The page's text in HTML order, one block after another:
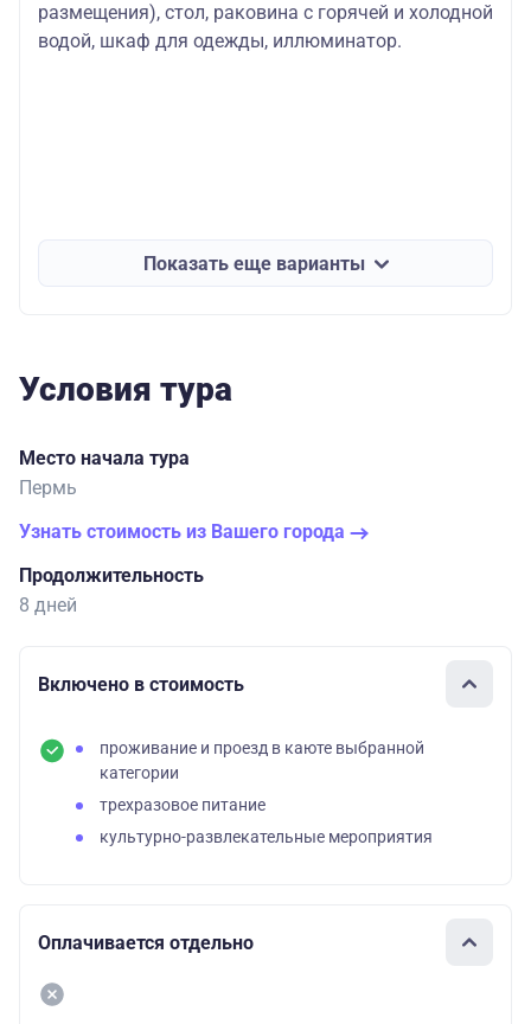
размещения), стол, раковина с горячей и холодной
водой, шкаф для одежды, иллюминатор.
Показать еще варианты
Условия тура
Место начала тура
Пермь
Узнать стоимость из Вашего города
Продолжительность
8 дней
Включено в стоимость
проживание и проезд в каюте выбранной
категории
трехразовое питание
культурно-развлекательные мероприятия
Оплачивается отдельно